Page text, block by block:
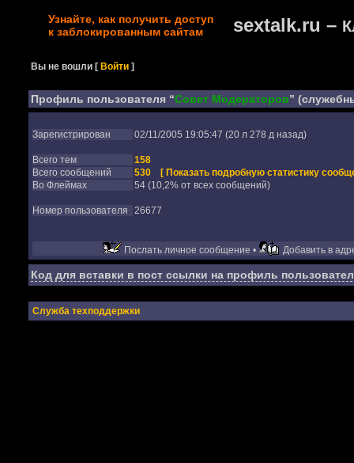
Узнайте, как получить доступ
к заблокированным сайтам
sextalk.ru –
Вы не вошли [Войти ]
Профиль пользователя “Совет Модераторов”
Зарегистрирован 02/11/2005 19:05:47 (20 л 278 д назад)
Всего тем
158
Всего сообщений
530
[ Показать подробную статистику
Во Флеймах
54 (10,2% от всех сообщений)
Номер пользователя 26677
Послать личное сообщение • Добавить в
Код для вставки в пост ссылки на профиль
Служба техподдержки